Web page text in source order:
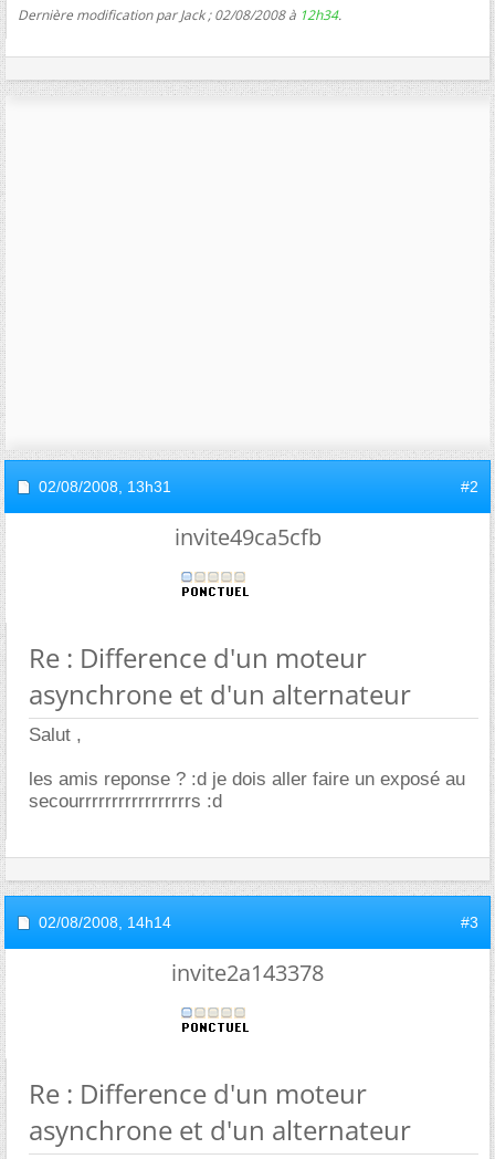
Dernière modification par Jack ; 02/08/2008 à 12h34.
02/08/2008, 13h31 #2
invite49ca5cfb
Re : Difference d'un moteur
asynchrone et d'un alternateur
Salut ,
les amis reponse ? :d je dois aller faire un exposé au
secourrrrrrrrrrrrrrrrrs :d
02/08/2008, 14h14 #3
invite2a143378
Re : Difference d'un moteur
asynchrone et d'un alternateur